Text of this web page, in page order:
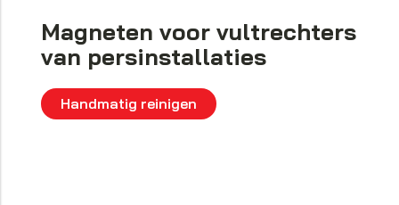
Magneten voor vultrechters
van persinstallaties
Handmatig reinigen